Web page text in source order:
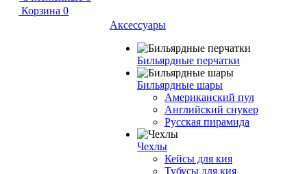
Корзина 0
Аксессуары
Бильярдные перчатки
Бильярдные шары
Американский пул
Английский снукер
Русская пирамида
Чехлы
Кейсы для кия
Тубусы для кия